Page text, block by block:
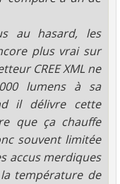
au hasard, les
plus vrai sur
CREE XML ne
lumens à sa
il délivre cette
que ça chauffe
souvent limitée
accus merdiques
température de